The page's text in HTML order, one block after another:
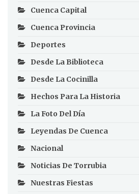
Cuenca Capital
Cuenca Provincia
Deportes
Desde La Biblioteca
Desde La Cocinilla
Hechos Para La Historia
La Foto Del Día
Leyendas De Cuenca
Nacional
Noticias De Torrubia
Nuestras Fiestas